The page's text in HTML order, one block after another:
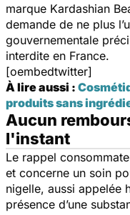
marque Kardashian
demande de ne plus
gouvernementale
interdite en France.
[oembedtwitter]
À lire aussi :
produits sans
Aucun
l'instant
Le rappel
et concerne un soin
nigelle, aussi appelée
présence d’une